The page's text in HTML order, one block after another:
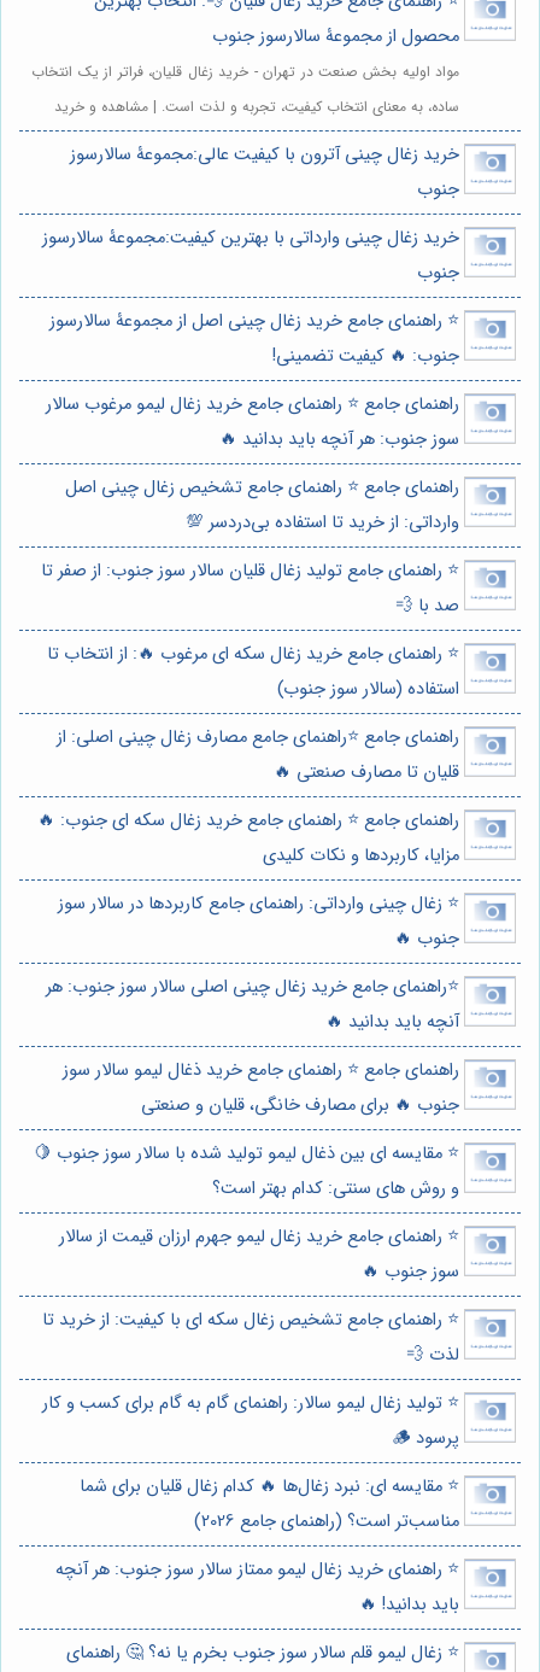
محصول از مجموعۀ سالارسوز جنوب
مواد اولیه بخش صنعت در تهران - خرید زغال قلیان، فراتر از یک انتخاب
ساده، به معنای انتخاب کیفیت، تجربه و لذت است. | مشاهده و خرید
خرید زغال چینی آترون با کیفیت عالی:مجموعۀ سالارسوز
جنوب
خرید زغال چینی وارداتی با بهترین کیفیت:مجموعۀ سالارسوز
جنوب
⭐️ راهنمای جامع خرید زغال چینی اصل از مجموعۀ سالارسوز
جنوب: 🔥 کیفیت تضمینی!
راهنمای جامع ⭐️ راهنمای جامع خرید زغال لیمو مرغوب سالار
سوز جنوب: هر آنچه باید بدانید 🔥
راهنمای جامع ⭐️ راهنمای جامع تشخیص زغال چینی اصل
وارداتی: از خرید تا استفاده بی‌دردسر 💯
⭐️ راهنمای جامع تولید زغال قلیان سالار سوز جنوب: از صفر تا
صد با 💨
⭐️ راهنمای جامع خرید زغال سکه ای مرغوب 🔥: از انتخاب تا
استفاده (سالار سوز جنوب)
راهنمای جامع ⭐️راهنمای جامع مصارف زغال چینی اصلی: از
قلیان تا مصارف صنعتی 🔥
راهنمای جامع ⭐️ راهنمای جامع خرید زغال سکه ای جنوب: 🔥
مزایا، کاربردها و نکات کلیدی
⭐️ زغال چینی وارداتی: راهنمای جامع کاربردها در سالار سوز
جنوب 🔥
⭐️راهنمای جامع خرید زغال چینی اصلی سالار سوز جنوب: هر
آنچه باید بدانید 🔥
راهنمای جامع ⭐️ راهنمای جامع خرید ذغال لیمو سالار سوز
جنوب 🔥 برای مصارف خانگی، قلیان و صنعتی
⭐️ مقایسه ای بین ذغال لیمو تولید شده با سالار سوز جنوب 🍋
و روش های سنتی: کدام بهتر است؟
⭐️ راهنمای جامع خرید زغال لیمو جهرم ارزان قیمت از سالار
سوز جنوب 🔥
⭐️ راهنمای جامع تشخیص زغال سکه ای با کیفیت: از خرید تا
لذت 💨
⭐️ تولید زغال لیمو سالار: راهنمای گام به گام برای کسب و کار
پرسود 🪵
⭐️ مقایسه ای: نبرد زغال‌ها 🔥 کدام زغال قلیان برای شما
مناسب‌تر است؟ (راهنمای جامع 2026)
⭐️ راهنمای خرید زغال لیمو ممتاز سالار سوز جنوب: هر آنچه
باید بدانید! 🔥
⭐️ زغال لیمو قلم سالار سوز جنوب بخرم یا نه؟ 🤔 راهنمای